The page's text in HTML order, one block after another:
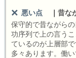
悪い点
昔な
保守的で昔ながら
功序列で上の言う
ているのが上層部
多々あります。働